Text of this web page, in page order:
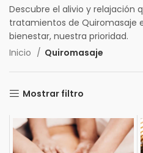
Descubre el alivio y relajación
tratamientos de Quiromasaje
bienestar, nuestra prioridad.
Inicio
Quiromasaje
Mostrar filtro